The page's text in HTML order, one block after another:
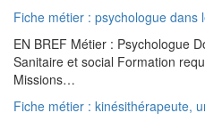
Fiche métier : psychologue dans
EN BREF Métier : Psychologue
Sanitaire et social Formation
Missions…
Fiche métier : kinésithérapeute,